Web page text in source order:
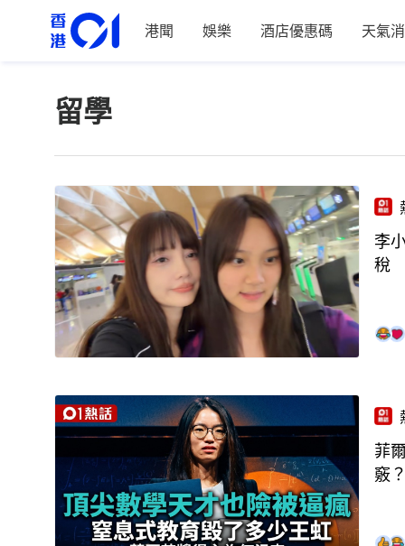
港聞 娛樂 酒店優惠碼 天氣
留學
李
稅
菲
竅